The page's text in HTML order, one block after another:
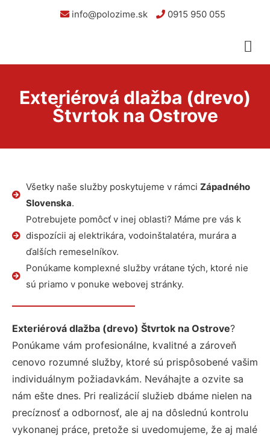
info@polozime.sk 0915 950 055
Exteriérová dlažba (drevo)
Štvrtok na Ostrove
Všetky naše služby poskytujeme v rámci Západného
Slovenska.
Potrebujete pomôcť v inej oblasti? Máme pre vás k
dispozícii aj elektrikára, vodoinštalatéra, murára a
ďalších remeselníkov.
Ponúkame komplexné služby vrátane tých, ktoré nie
sú priamo v ponuke webovej stránky.
Exteriérová dlažba (drevo) Štvrtok na Ostrove?
Ponúkame vám profesionálne, kvalitné a zároveň
cenovo rozumné služby, ktoré sú prispôsobené vašim
individuálnym požiadavkám. Neváhajte a ozvite sa
nám ešte dnes. Pri realizácií služieb dbáme nielen na
precíznosť a odbornosť, ale aj na dôslednú kontrolu
vykonanej práce, pretože si uvedomujeme, že aj malé